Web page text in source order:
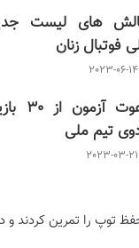
هاى ليست
فوتبال زنان
2023-06-14
دعوت
تیم ملی
2023-03-21
را تمرین کردند و